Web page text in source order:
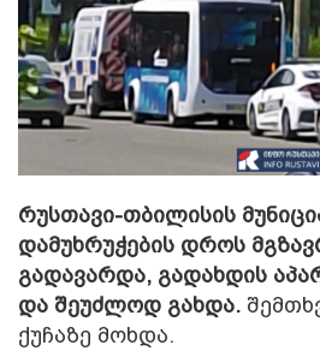
რუსთავი-თბილისის
დამუხრუჭების დროს
გადავარდა, გადახდის
და შეუძლოდ გახდა.
ქუჩაზე მოხდა.